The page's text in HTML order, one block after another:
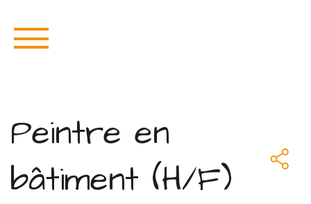
Peintre en
bâtiment (H/F)